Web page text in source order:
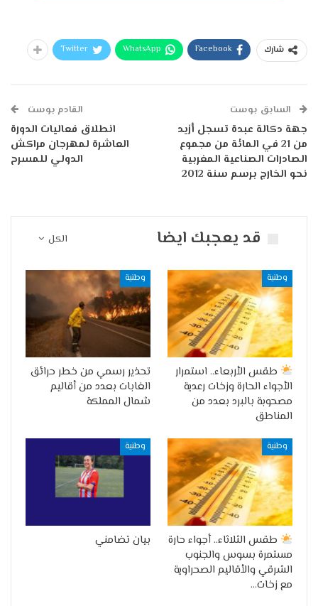
شارك Facebook
WhatsApp
Twitter
السابق بوست
جهة دكالة عبدة تسجل أزيد
من 21 في المائة من مجموع
الصادرات الصناعية المغربية
نحو الخارج برسم سنة 2012
القادم بوست
انطلاق فعاليات الدورة
العاشرة لمهرجان مراكش
الدولي للمسرح
الكل قد يعجبك ايضا
وطنية
طقس الأربعاء.. استمرار
الأجواء الحارة وزخات رعدية
مصحوبة بالبرد بعدد من
المناطق
وطنية
تحذير رسمي من خطر حرائق
الغابات بعدد من أقاليم
شمال المملكة
وطنية
طقس الثلاثاء.. أجواء حارة
مستمرة بسوس والجنوب
الشرقي والأقاليم الصحراوية
مع زخات…
وطنية
بيان تضامني